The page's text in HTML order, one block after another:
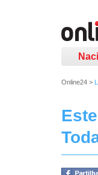
Online24 >